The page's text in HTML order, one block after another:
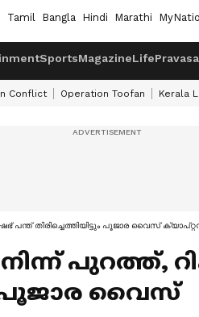
Tamil Bangla Hindi Marathi
SportsMagazineLife
Conflict Operation Toofan Kerala
പന്ത് തിരിച്ചെത്തിയിട്ടും പൂജാര വൈസ്
പുറത്ത്,
പൂജാര വൈസ്